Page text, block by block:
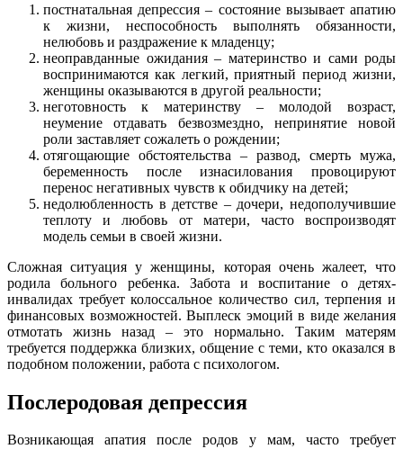
постнатальная депрессия – состояние вызывает апатию
к жизни, неспособность выполнять обязанности,
нелюбовь и раздражение к младенцу;
неоправданные ожидания – материнство и сами роды
воспринимаются как легкий, приятный период жизни,
женщины оказываются в другой реальности;
неготовность к материнству – молодой возраст,
неумение отдавать безвозмездно, непринятие новой
роли заставляет сожалеть о рождении;
отягощающие обстоятельства – развод, смерть мужа,
беременность после изнасилования провоцируют
перенос негативных чувств к обидчику на детей;
недолюбленность в детстве – дочери, недополучившие
теплоту и любовь от матери, часто воспроизводят
модель семьи в своей жизни.
Сложная ситуация у женщины, которая очень жалеет, что
родила больного ребенка. Забота и воспитание о детях-
инвалидах требует колоссальное количество сил, терпения и
финансовых возможностей. Выплеск эмоций в виде желания
отмотать жизнь назад – это нормально. Таким матерям
требуется поддержка близких, общение с теми, кто оказался в
подобном положении, работа с психологом.
Послеродовая депрессия
Возникающая апатия после родов у мам, часто требует